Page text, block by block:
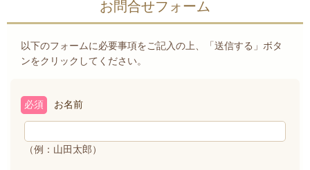
お問合せフォーム
以下のフォームに必要事項をご記入の上、「送信する」ボタ
ンをクリックしてください。
お名前
必須
（例：山田太郎）